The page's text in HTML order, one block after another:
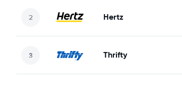
Hertz
Thrifty